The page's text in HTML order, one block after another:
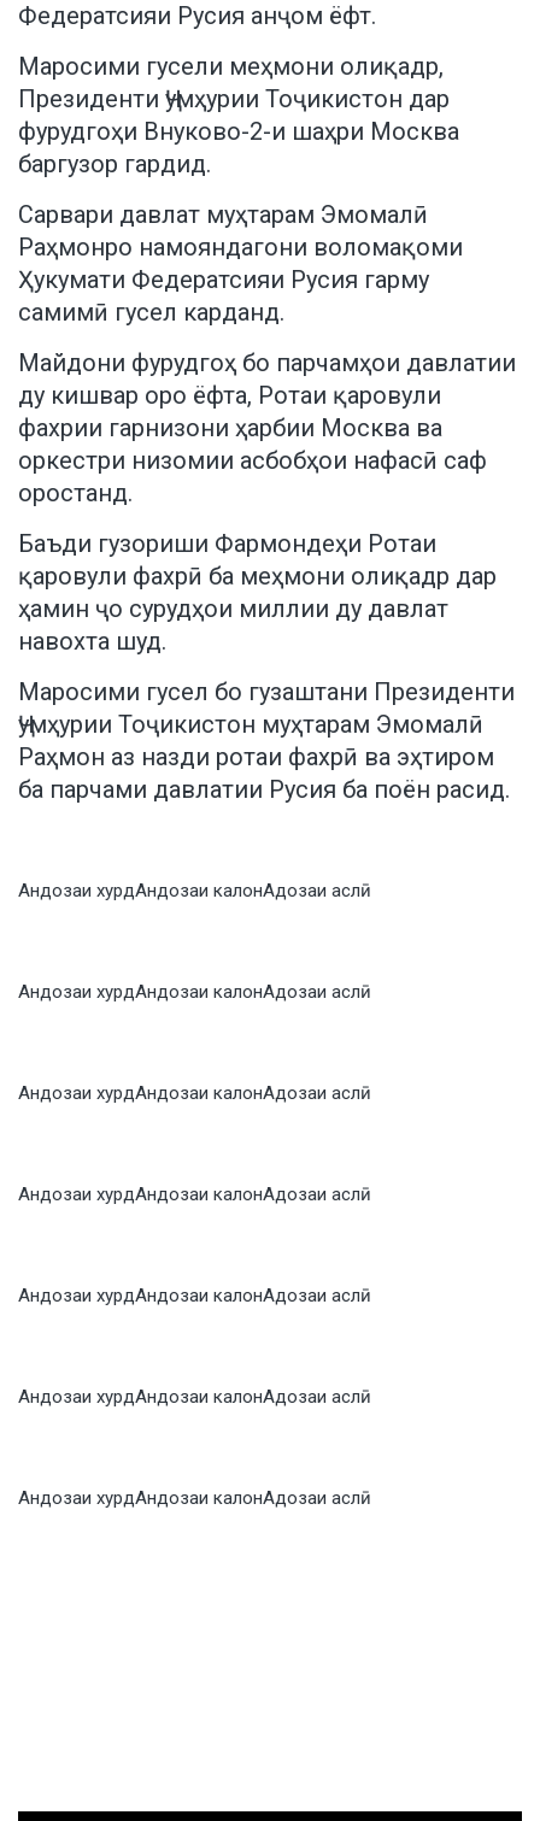
Федератсияи Русия анҷом ёфт.
Маросими гусели меҳмони олиқадр,
Президенти Ҷумҳурии Тоҷикистон дар
фурудгоҳи Внуково-2-и шаҳри Москва
баргузор гардид.
Сарвари давлат муҳтарам Эмомалӣ
Раҳмонро намояндагони воломақоми
Ҳукумати Федератсияи Русия гарму
самимӣ гусел карданд.
Майдони фурудгоҳ бо парчамҳои давлатии
ду кишвар оро ёфта, Ротаи қаровули
фахрии гарнизони ҳарбии Москва ва
оркестри низомии асбобҳои нафасӣ саф
оростанд.
Баъди гузориши Фармондеҳи Ротаи
қаровули фахрӣ ба меҳмони олиқадр дар
ҳамин ҷо сурудҳои миллии ду давлат
навохта шуд.
Маросими гусел бо гузаштани Президенти
Ҷумҳурии Тоҷикистон муҳтарам Эмомалӣ
Раҳмон аз назди ротаи фахрӣ ва эҳтиром
ба парчами давлатии Русия ба поён расид.
Андозаи хурдАндозаи калонАдозаи аслӣ
Андозаи хурдАндозаи калонАдозаи аслӣ
Андозаи хурдАндозаи калонАдозаи аслӣ
Андозаи хурдАндозаи калонАдозаи аслӣ
Андозаи хурдАндозаи калонАдозаи аслӣ
Андозаи хурдАндозаи калонАдозаи аслӣ
Андозаи хурдАндозаи калонАдозаи аслӣ